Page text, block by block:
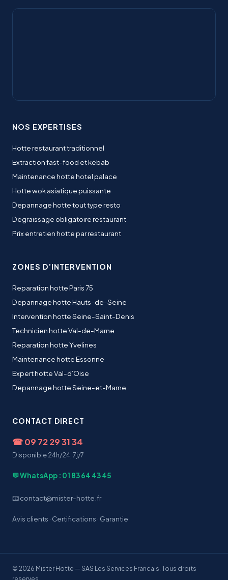
NOS EXPERTISES
Hotte restaurant traditionnel
Extraction fast-food et kebab
Maintenance hotte hotel palace
Hotte wok asiatique puissante
Depannage hotte tout type resto
Degraissage obligatoire restaurant
Prix entretien hotte par restaurant
ZONES D’INTERVENTION
Reparation hotte Paris 75
Depannage hotte Hauts-de-Seine
Intervention hotte Seine-Saint-Denis
Technicien hotte Val-de-Marne
Reparation hotte Yvelines
Maintenance hotte Essonne
Expert hotte Val-d’Oise
Depannage hotte Seine-et-Marne
CONTACT DIRECT
☎09 72 29 31 34
Disponible 24h/24, 7j/7
💬 WhatsApp : 01 83 64 43 45
📧 contact@mister-hotte.fr
Avis clients · Certifications · Garantie
© 2026 Mister Hotte — SAS Les Services Francais. Tous droits